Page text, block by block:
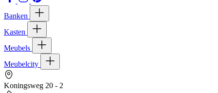
Banken
Kasten
Meubels
Meubelcity
Koningsweg 20 - 2